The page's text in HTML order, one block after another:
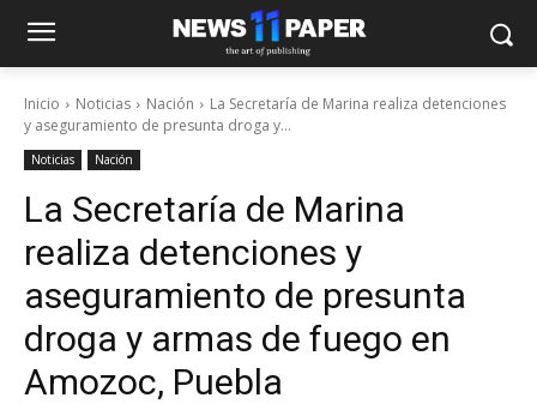
Inicio Noticias Nación
La Secretaría de Marina realiza detenciones
y aseguramiento de presunta droga y...
Noticias Nación
La Secretaría de Marina
realiza detenciones y
aseguramiento de presunta
droga y armas de fuego en
Amozoc, Puebla